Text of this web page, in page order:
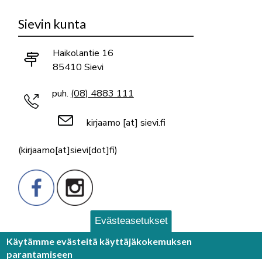
Sievin kunta
Haikolantie 16
85410 Sievi
puh. (08) 4883 111
kirjaamo [at] sievi.fi
(kirjaamo[at]sievi[dot]fi)
Palaute
Evästeasetukset
Käytämme evästeitä käyttäjäkokemuksen
parantamiseen